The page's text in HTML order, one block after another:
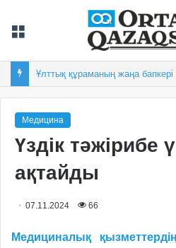
Ұлттық құраманың жаңа
Медицина
Үздік тәжірибе
ақтайды
07.11.2024 66
Медициналық